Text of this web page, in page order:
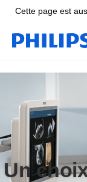
Cette page est
Un